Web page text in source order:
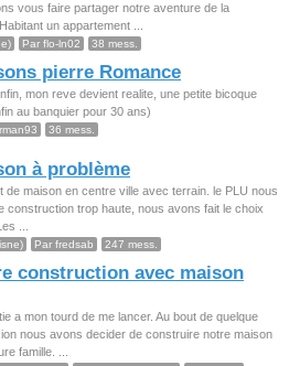
vous faire partager notre aventure de la
un appartement ...
Par flo-ln02 38 mess.
pierre Romance
mon reve devient realite, une petite bicoque
au banquier pour 30 ans)
36 mess.
à problème
de maison en centre ville avec terrain. le PLU nous
construction trop haute, nous avons fait le choix
...
Par fredsab 247 mess.
construction avec maison
a mon tourd de me lancer. Au bout de quelque
nous avons decider de construire notre maison
famille. ...